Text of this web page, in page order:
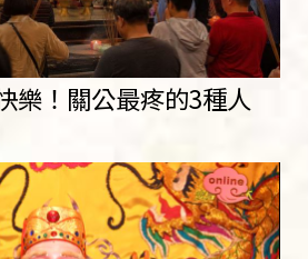
樂！關公最疼的3種人